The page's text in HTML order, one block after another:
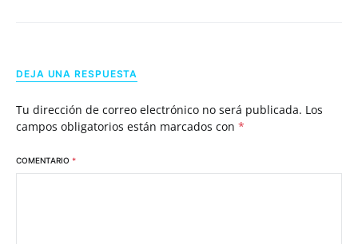
DEJA UNA RESPUESTA
Tu dirección de correo electrónico no será publicada. Los
campos obligatorios están marcados con *
COMENTARIO *